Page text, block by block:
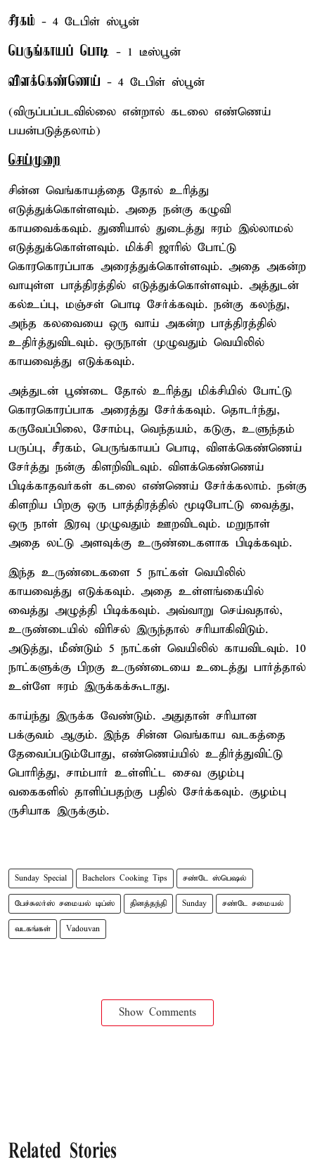
சீரகம் - 4 டேபிள் ஸ்பூன்
பெருங்காயப் பொடி - 1 டீஸ்பூன்
விளக்கெண்ணெய் - 4 டேபிள் ஸ்பூன்
(விருப்பப்படவில்லை என்றால் கடலை எண்ணெய்
பயன்படுத்தலாம்)
செய்முறை
சின்ன வெங்காயத்தை தோல் உரித்து
எடுத்துக்கொள்ளவும். அதை நன்கு கழுவி
காயவைக்கவும். துணியால் துடைத்து ஈரம் இல்லாமல்
எடுத்துக்கொள்ளவும். மிக்சி ஜாரில் போட்டு
கொரகொரப்பாக அரைத்துக்கொள்ளவும். அதை அகன்ற
வாயுள்ள பாத்திரத்தில் எடுத்துக்கொள்ளவும். அத்துடன்
கல்உப்பு, மஞ்சள் பொடி சேர்க்கவும். நன்கு கலந்து,
அந்த கலவையை ஒரு வாய் அகன்ற பாத்திரத்தில்
உதிர்த்துவிடவும். ஒருநாள் முழுவதும் வெயிலில்
காயவைத்து எடுக்கவும்.
அத்துடன் பூண்டை தோல் உரித்து மிக்சியில் போட்டு
கொரகொரப்பாக அரைத்து சேர்க்கவும். தொடர்ந்து,
கருவேப்பிலை, சோம்பு, வெந்தயம், கடுகு, உளுந்தம்
பருப்பு, சீரகம், பெருங்காயப் பொடி, விளக்கெண்ணெய்
சேர்த்து நன்கு கிளறிவிடவும். விளக்கெண்ணெய்
பிடிக்காதவர்கள் கடலை எண்ணெய் சேர்க்கலாம். நன்கு
கிளறிய பிறகு ஒரு பாத்திரத்தில் மூடிபோட்டு வைத்து,
ஒரு நாள் இரவு முழுவதும் ஊறவிடவும். மறுநாள்
அதை லட்டு அளவுக்கு உருண்டைகளாக பிடிக்கவும்.
இந்த உருண்டைகளை 5 நாட்கள் வெயிலில்
காயவைத்து எடுக்கவும். அதை உள்ளங்கையில்
வைத்து அழுத்தி பிடிக்கவும். அவ்வாறு செய்வதால்,
உருண்டையில் விரிசல் இருந்தால் சரியாகிவிடும்.
அடுத்து, மீண்டும் 5 நாட்கள் வெயிலில் காயவிடவும். 10
நாட்களுக்கு பிறகு உருண்டையை உடைத்து பார்த்தால்
உள்ளே ஈரம் இருக்கக்கூடாது.
காய்ந்து இருக்க வேண்டும். அதுதான் சரியான
பக்குவம் ஆகும். இந்த சின்ன வெங்காய வடகத்தை
தேவைப்படும்போது, எண்ணெய்யில் உதிர்த்துவிட்டு
பொரித்து, சாம்பார் உள்ளிட்ட சைவ குழம்பு
வகைகளில் தாளிப்பதற்கு பதில் சேர்க்கவும். குழம்பு
ருசியாக இருக்கும்.
Sunday Special Bachelors Cooking Tips சண்டே ஸ்பெஷல்
பேச்சுலர்ஸ் சமையல் டிப்ஸ் தினத்தந்தி Sunday சண்டே சமையல்
வடகங்கள் Vadouvan
Show Comments
Related Stories